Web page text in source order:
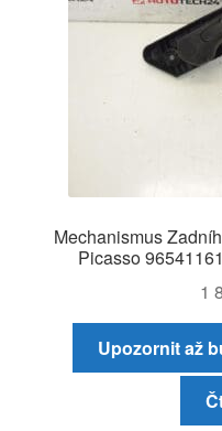
Reklamace
Mechanismus
Picasso
1
Upozornit až